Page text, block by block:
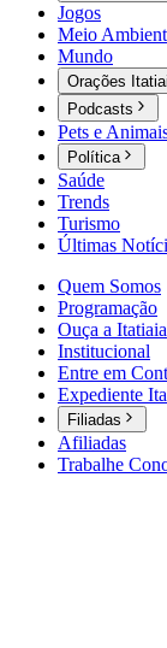
Jogos
Meio
Mundo
Orações
Podcasts
Pets e
Política
Saúde
Trends
Turismo
Últimas
Quem Somos
Programação
Ouça a Itatiaia
Institucional
Entre em
Expediente
Filiadas
Afiliadas
Trabalhe